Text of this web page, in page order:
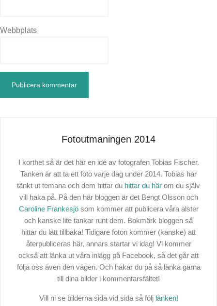
Webbplats
Fotoutmaningen 2014
I korthet så är det här en idé av fotografen Tobias Fischer.
Tanken är att ta ett foto varje dag under 2014. Tobias har
tänkt ut temana och dem hittar du hittar du här om du själv
vill haka på. På den här bloggen är det Bengt Olsson och
Caroline Frankesjösom kommer att publicera våra alster
och kanske lite tankar runt dem. Bokmärk bloggen så
hittar du lätt tillbaka! Tidigare foton kommer (kanske) att
återpubliceras här, annars startar vi idag! Vi kommer
också att länka ut våra inlägg på Facebook, så det går att
följa oss även den vägen. Och hakar du på så länka gärna
till dina bilder i kommentarsfältet!
Vill ni se bilderna sida vid sida så följ länken!